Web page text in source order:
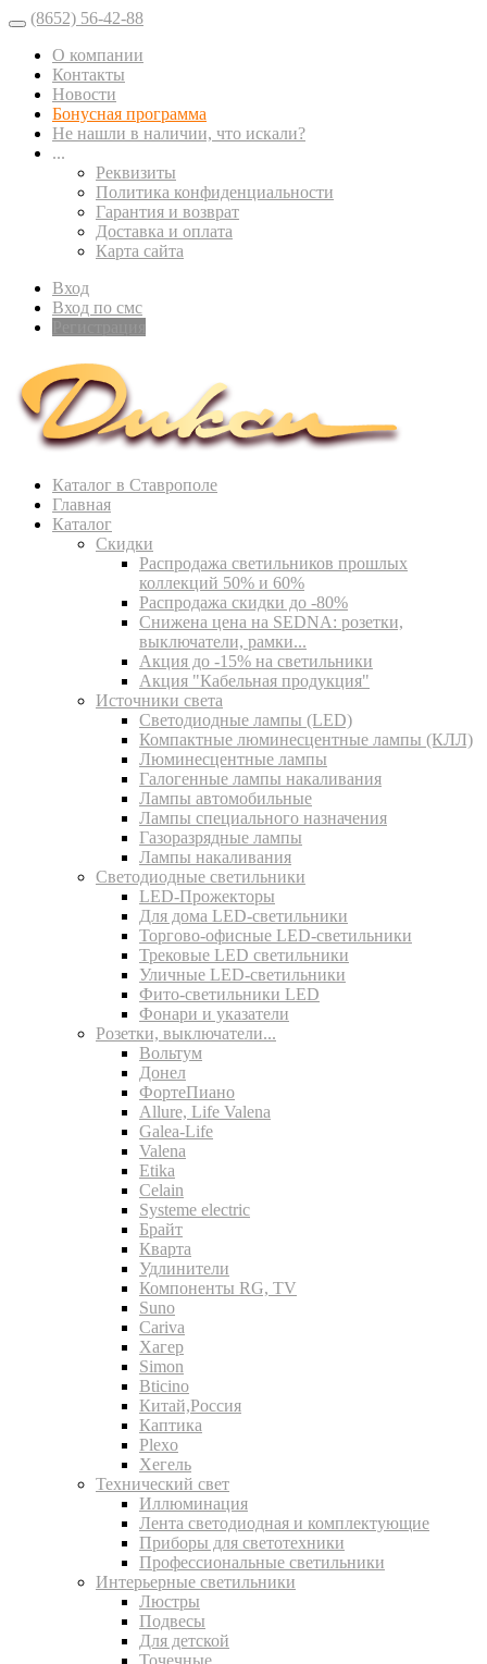
(8652) 56-42-88
О компании
Контакты
Новости
Бонусная программа
Не нашли в наличии, что искали?
...
Реквизиты
Политика конфиденциальности
Гарантия и возврат
Доставка и оплата
Карта сайта
Вход
Вход по смс
Каталог в Ставрополе
Главная
Каталог
Скидки
Распродажа светильников прошлых
коллекций 50% и 60%
Распродажа скидки до -80%
Cнижена цена на SEDNA: розетки,
выключатели, рамки...
Акция до -15% на светильники
Акция "Кабельная продукция"
Источники света
Светодиодные лампы (LED)
Компактные люминесцентные лампы (КЛЛ)
Люминесцентные лампы
Галогенные лампы накаливания
Лампы автомобильные
Лампы специального назначения
Газоразрядные лампы
Лампы накаливания
Светодиодные светильники
LED-Прожекторы
Для дома LED-светильники
Торгово-офисные LED-светильники
Трековые LED светильники
Уличные LED-светильники
Фито-светильники LED
Фонари и указатели
Розетки, выключатели...
Вольтум
Донел
ФортеПиано
Allure, Life Valena
Galea-Life
Valena
Etika
Celain
Systeme electric
Брайт
Кварта
Удлинители
Компоненты RG, TV
Suno
Cariva
Хагер
Simon
Bticino
Китай,Россия
Каптика
Plexo
Хегель
Технический свет
Иллюминация
Лента светодиодная и комплектующие
Приборы для светотехники
Профессиональные светильники
Интерьерные светильники
Люстры
Подвесы
Для детской
Точечные